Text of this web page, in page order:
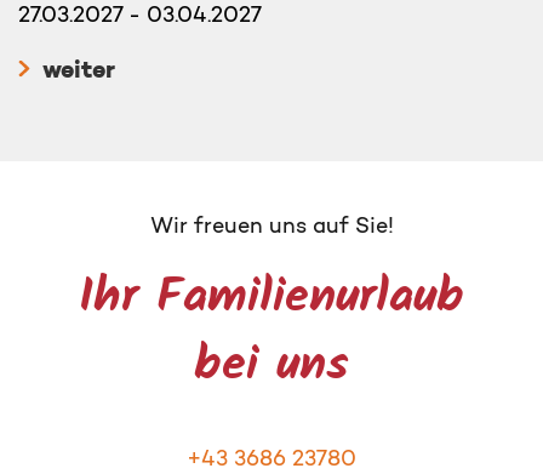
27.03.2027 - 03.04.2027
weiter
Wir freuen uns auf Sie!
Ihr Familienurlaub
bei uns
+43 3686 23780